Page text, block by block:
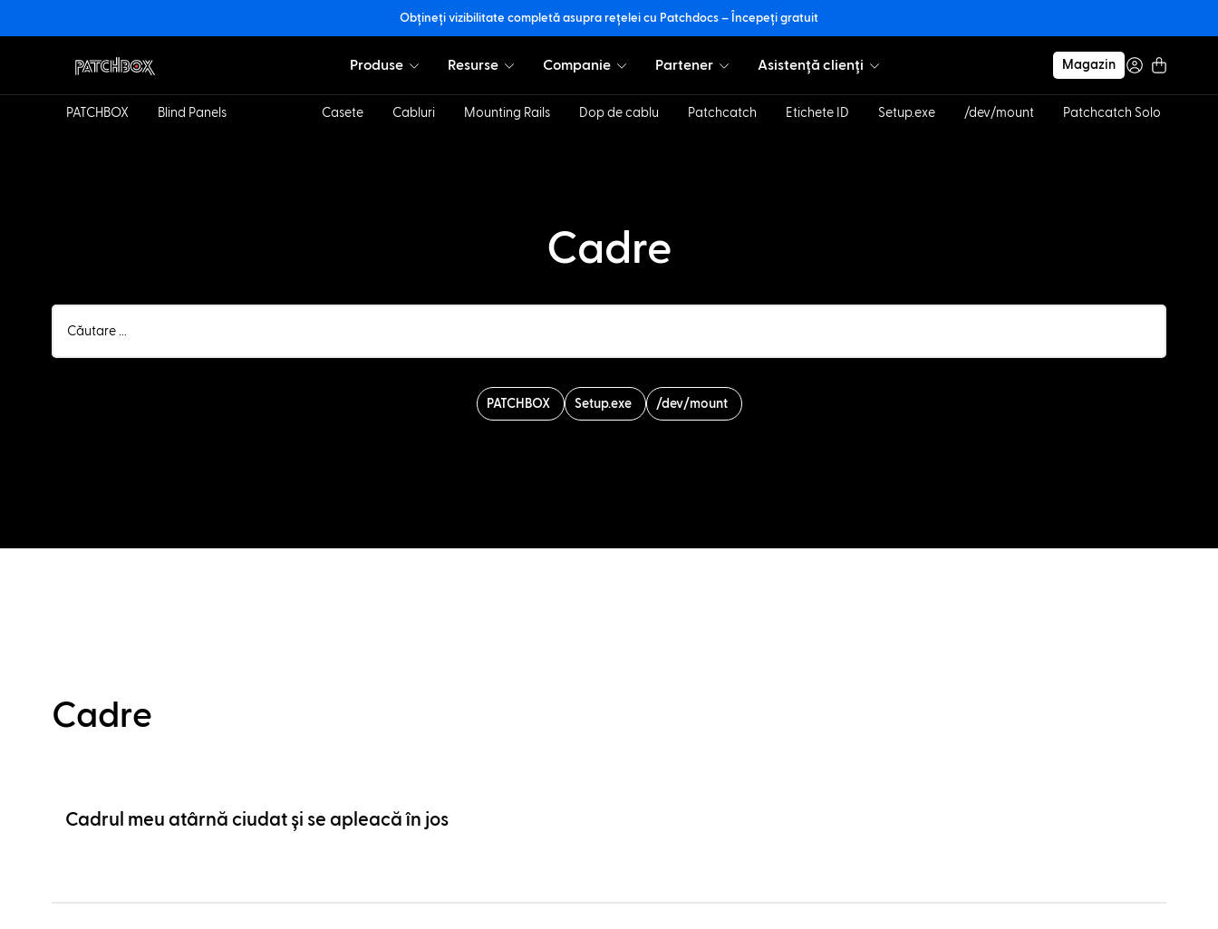
Obțineți vizibilitate completă asupra rețelei cu Patchdocs – Începeți gratuit
Produse Resurse Companie Partener Asistență clienți Magazin
PATCHBOX Blind Panels Casete Cabluri Mounting Rails Dop de cablu Patchcatch Etichete ID Setup.exe /dev/mount Patchcatch Solo
Cadre
PATCHBOX Setup.exe /dev/mount
Cadre
Cadrul meu atârnă ciudat și se apleacă în jos